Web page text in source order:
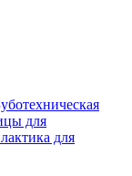
для
для